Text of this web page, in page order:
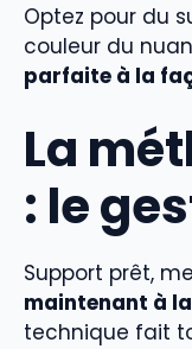
Optez pour du
couleur du
parfaite à la
La
: le
Support prêt,
maintenant à
technique fait